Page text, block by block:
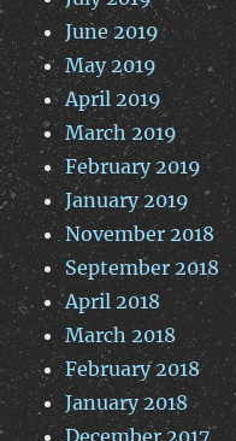
June 2019
May 2019
April 2019
March 2019
February 2019
January 2019
November 2018
September 2018
April 2018
March 2018
February 2018
January 2018